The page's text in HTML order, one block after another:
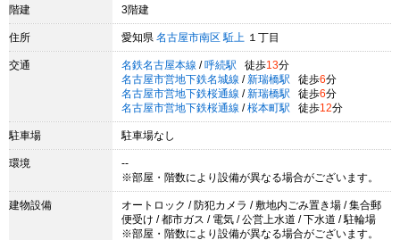
階建 3階建
住所 愛知県 名古屋市南区 駈上 １丁目
交通 名鉄名古屋本線 / 呼続駅 徒歩13分
名古屋市営地下鉄名城線 / 新瑞橋駅 徒歩6分
名古屋市営地下鉄桜通線 / 新瑞橋駅 徒歩6分
名古屋市営地下鉄桜通線 / 桜本町駅 徒歩12分
駐車場 駐車場なし
環境
--
※部屋・階数により設備が異なる場合がございます。
建物設備
オートロック / 防犯カメラ / 敷地内ごみ置き場 / 集合郵
便受け / 都市ガス / 電気 / 公営上水道 / 下水道 / 駐輪場
※部屋・階数により設備が異なる場合がございます。